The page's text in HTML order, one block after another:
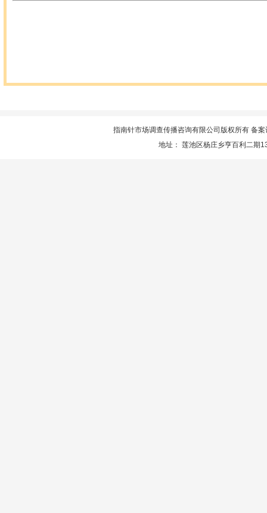
指南针市场调查传播咨询有限公司版权所有 备案
地址： 莲池区杨庄乡亨百利二